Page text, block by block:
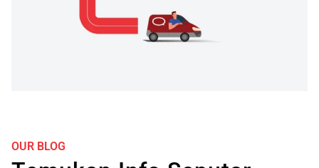
OUR BLOG